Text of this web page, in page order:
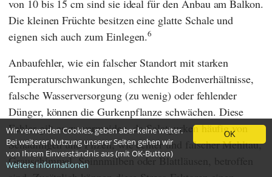
von 10 bis 15 cm sind sie ideal für den Anbau am Balkon.
Die kleinen Früchte besitzen eine glatte Schale und
eignen sich auch zum Einlegen.6
Anbaufehler, wie ein falscher Standort mit starken
Temperaturschwankungen, schlechte Bodenverhältnisse,
falsche Wasserversorgung (zu wenig) oder fehlender
Dünger, können die Gurkenpflanze schwächen. Diese
Fehler gilt es zu vermeiden, da Salatgurken häufig von
Schädlingen und Pilzen, wie echter und falscher Mehltau,
Grauschimmel, Spinnmilben oder Blattläusen, betroffen
OK
Wir verwenden Cookies, geben aber keine weiter.
Bei weiterer Nutzung unserer Seiten gehen wir
von Ihrem Einverständnis aus (mit OK-Button)
Weitere Informationen